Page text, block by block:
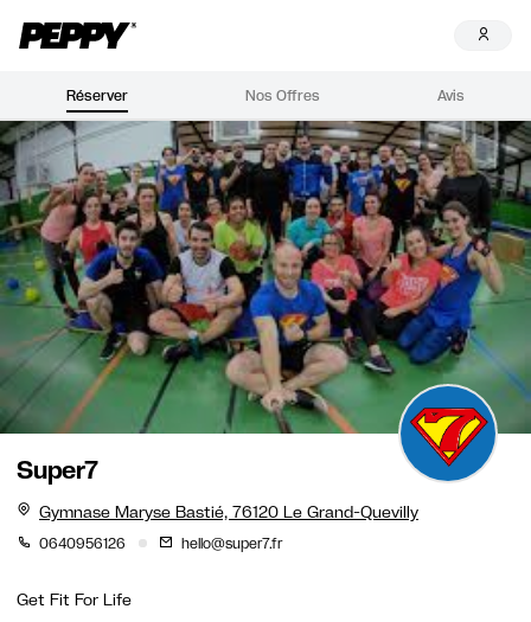
Réserver Nos Offres Avis
Super7
Gymnase Maryse Bastié, 76120 Le Grand-Quevilly
0640956126 hello@super7.fr
Get Fit For Life